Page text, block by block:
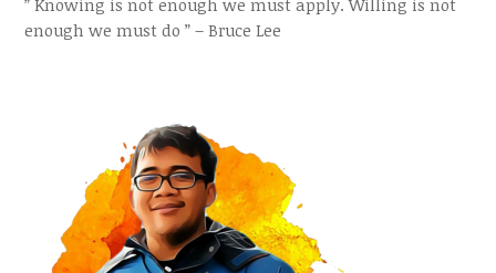
” Knowing is not enough we must apply. Willing is not
enough we must do ” – Bruce Lee